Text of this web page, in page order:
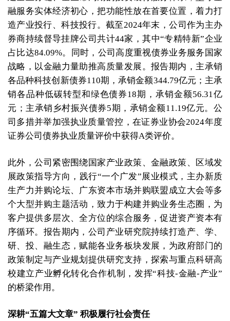
融服务实体经济初心，把功能性放在首要位置，着力打
造产业投行、科技投行。截至2024年末，公司作为主办
券商持续督导挂牌公司共计44家，其中“专精特新”企业
占比达84.09%。同时，公司高度重视债券业务服务国家
战略，以金融力量助推高质量发展。报告期内，主承销
各品种科技创新债券110期，承销金额344.79亿元；主承
销各品种低碳转型和绿色债券18期，承销金额56.31亿
元；主承销乡村振兴债券5期，承销金额11.19亿元。公
司多措并举加强执业质量管控，在证券业协会2024年度
证券公司债券执业质量评价中获得A类评价。
此外，公司紧密围绕国家产业政策、金融政策、区域发
展政策指导方向，践行“一个广发”展业模式，主办新质
生产力并购论坛、广东资本市场并购联盟成立大会等多
个大型并购主题活动，致力于构建并购业务生态圈，为
客户提供多层次、全方位的综合服务，促进资产资本有
序循环。报告期内，公司产业研究院持续打造产、学、
研、投、融生态，赋能各业务板块发展，为政府部门的
政策制定与产业规划提供研究支持，探索与重点科研高
校建立产业孵化转化合作机制，发挥“科技-金融-产业”
的桥梁作用。
深耕“五篇大文章” 积极履行社会责任